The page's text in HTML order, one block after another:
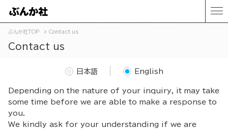
ぶんか社TOP Contact us
Contact us
Depending on the nature of your inquiry, it may take
some time before we are able to make a response to
you.
We kindly ask for your understanding if we are
日本語 English